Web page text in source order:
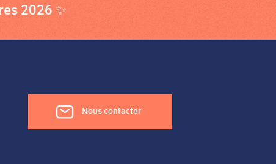
2026 ✨
Nous contacter